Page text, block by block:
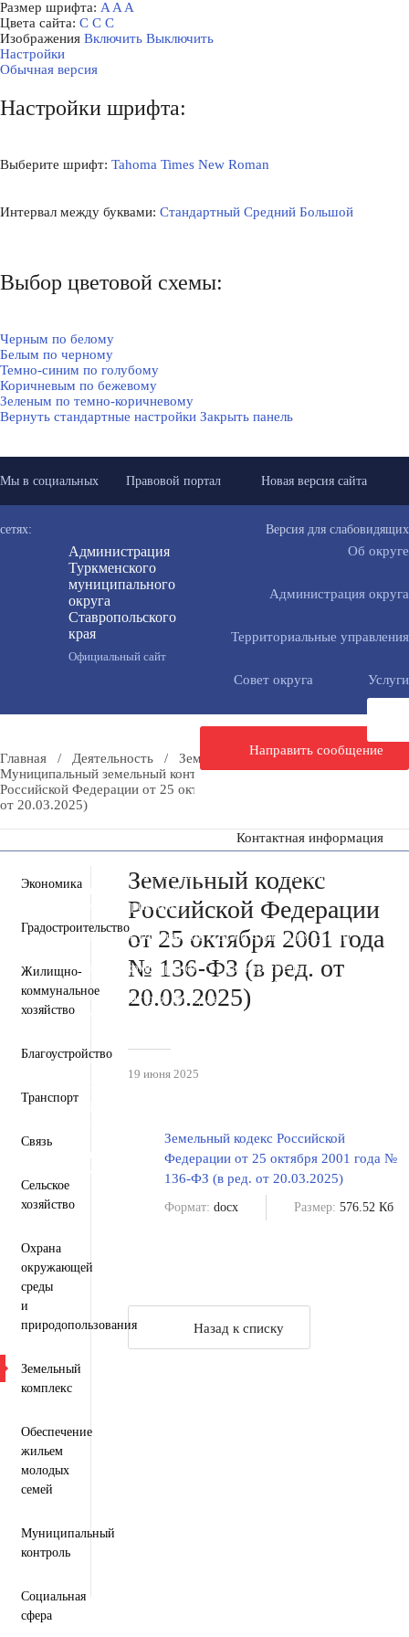
Размер шрифта: A A A
Цвета сайта: С С С
Изображения Включить Выключить
Настройки
Обычная версия
Настройки шрифта:
Выберите шрифт: Tahoma Times New Roman
Интервал между буквами: Стандартный Средний Большой
Выбор цветовой схемы:
Черным по белому
Белым по черному
Темно-синим по голубому
Коричневым по бежевому
Зеленым по темно-коричневому
Вернуть стандартные настройки Закрыть панель
Мы в социальных
сетях:
Правовой портал Новая версия сайта
Версия для слабовидящих
Администрация
Туркменского
муниципального
округа
Ставропольского
края
Официальный сайт
Об округе
Администрация округа
Территориальные управления
Совет округа Услуги
Направить сообщение
Контактная информация
Деятельность
Документы
Инвестиционная деятельность
Общественная приемная
Противодействие коррупции
Информация для участников СВО и членов их семей
Полезная информация
Формирование комфортной городской среды
Муниципальная служба
Открытые данные
Открытый бюджет для граждан
Общественный совет
Антитеррористическая комиссия
Противодействие экстремизму и терроризму
Всероссийская перепись населения 2021
Перечень пространственных сведений
Персональные данные
Региональный проект "Защитники"
Главная / Деятельность / Земельный комплекс
Муниципальный земельный контроль
/
Земельный кодекс
Российской Федерации от 25 октября 2001 года № 136-ФЗ (в ред.
от 20.03.2025)
Экономика
Градостроительство
Жилищно-
коммунальное
хозяйство
Благоустройство
Транспорт
Связь
Сельское
хозяйство
Охрана
окружающей
среды
и
природопользования
Земельный
комплекс
Обеспечение
жильем
молодых
семей
Муниципальный
контроль
Социальная
сфера
Земельный кодекс
Российской Федерации
от 25 октября 2001 года
№ 136-ФЗ (в ред. от
20.03.2025)
19 июня 2025
Земельный кодекс Российской
Федерации от 25 октября 2001 года №
136-ФЗ (в ред. от 20.03.2025)
Формат: docx Размер: 576.52 Кб
Назад к списку